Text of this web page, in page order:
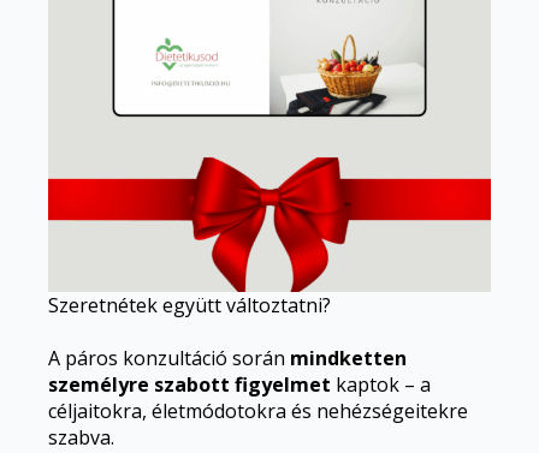
Szeretnétek együtt változtatni?
A páros konzultáció során mindketten
személyre szabott figyelmet kaptok – a
céljaitokra, életmódotokra és nehézségeitekre
szabva.